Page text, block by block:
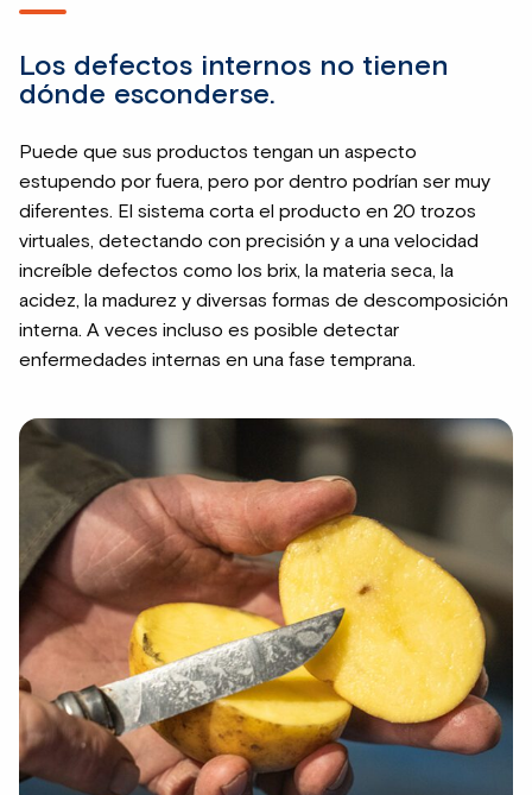
Los defectos internos no tienen
dónde esconderse.
Puede que sus productos tengan un aspecto
estupendo por fuera, pero por dentro podrían ser muy
diferentes. El sistema corta el producto en 20 trozos
virtuales, detectando con precisión y a una velocidad
increíble defectos como los brix, la materia seca, la
acidez, la madurez y diversas formas de descomposición
interna. A veces incluso es posible detectar
enfermedades internas en una fase temprana.